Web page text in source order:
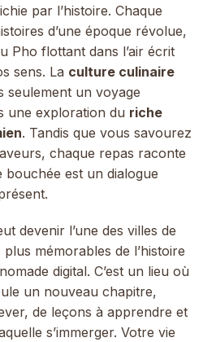
par l’histoire. Chaque
d’une époque révolue,
Pho flottant dans l’air écrit
sens. La culture culinaire
seulement un voyage
une exploration du riche
. Tandis que vous savourez
chaque repas raconte
bouchée est un dialogue
devenir l’une des villes de
mémorables de l’histoire
digital. C’est un lieu où
un nouveau chapitre,
de leçons à apprendre et
s’immerger. Votre vie